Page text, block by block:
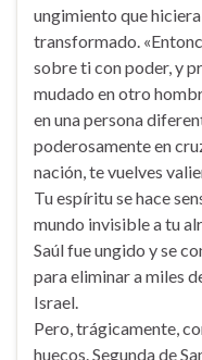
ungimiento que hiciera
transformado.
sobre ti con poder, y
mudado en otro
en una persona
poderosamente en
nación, te vuelves
Tu espíritu se hace
mundo invisible a tu
Saúl fue ungido y se
para eliminar a miles
Israel.
Pero, trágicamente,
huecos. Segunda de